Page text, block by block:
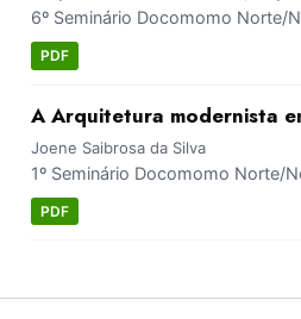
6º Seminário Docomomo Norte/
PDF
A Arquitetura modernista
Joene Saibrosa da Silva
1º Seminário Docomomo Norte/
PDF